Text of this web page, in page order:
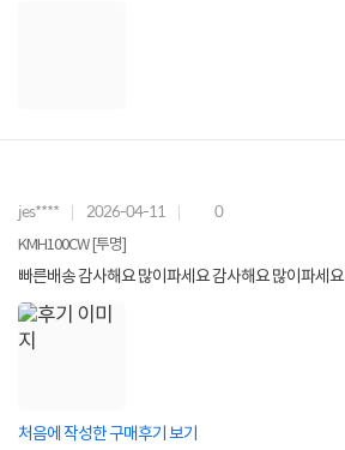
jes**** 2026-04-11 0
KMH100CW [투명]
빠른배송 감사해요 많이파세요 감사해요 많이파세요
처음에 작성한 구매후기 보기